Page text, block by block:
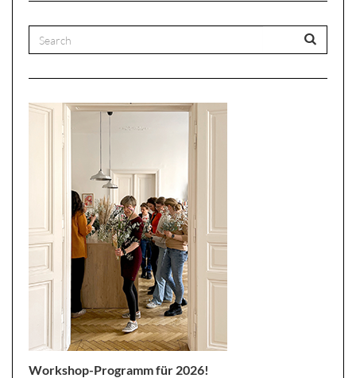
Workshop-Programm für 2026!